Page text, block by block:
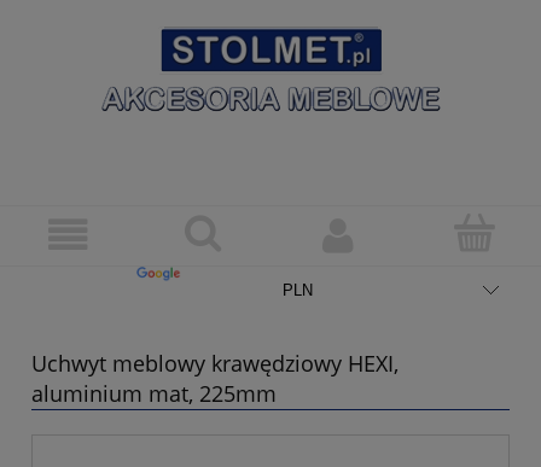
Uchwyt meblowy krawędziowy HEXI,
aluminium mat, 225mm